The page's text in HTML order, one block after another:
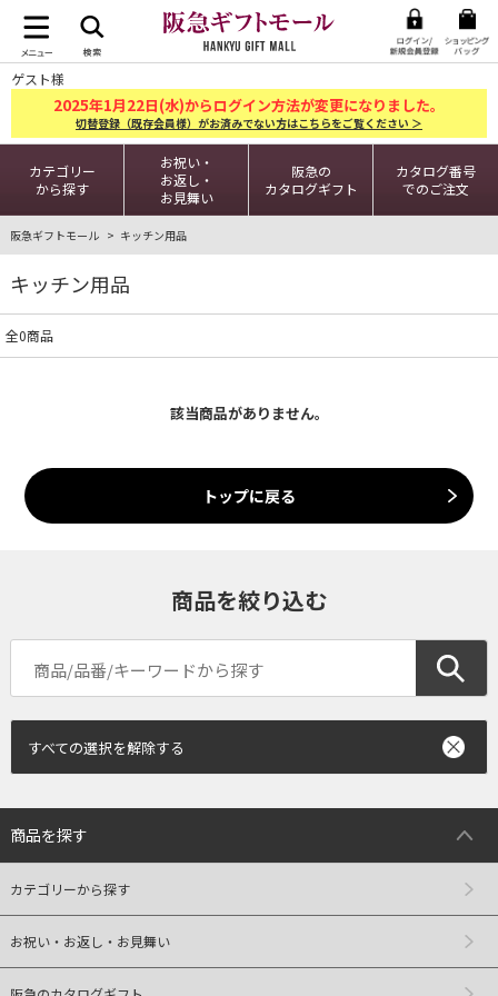
ゲスト様
2025年1月22日(水)からログイン方法が変更になりました。
切替登録（既存会員様）がお済みでない方はこちらをご覧ください ＞
カテゴリー
から探す
お祝い・
お返し・
お見舞い
阪急の
カタログギフト
カタログ番号
でのご注文
阪急ギフトモール キッチン用品
キッチン用品
全0商品
該当商品がありません。
トップに戻る
商品を絞り込む
すべての選択を解除する
商品を探す
カテゴリーから探す
お祝い・お返し・お見舞い